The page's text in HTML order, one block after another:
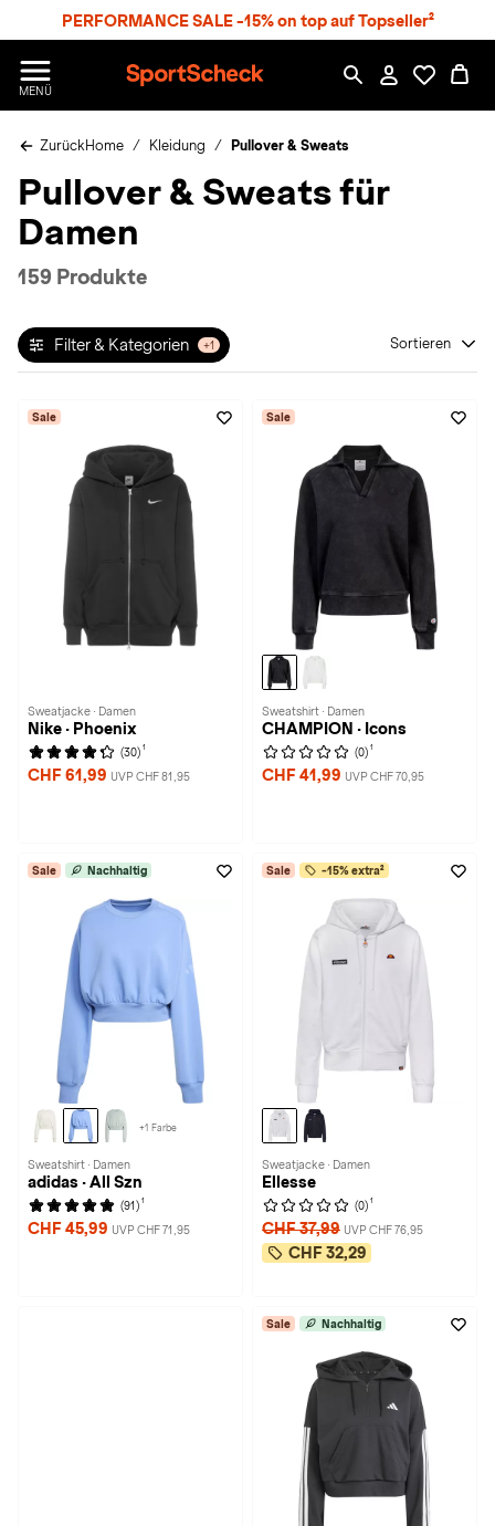
PERFORMANCE SALE -15% on top auf Topseller²
MENÜ
p
r
S
h
c
ZurückHome Kleidung Pullover & Sweats
Pullover & Sweats für
Damen
159 Produkte
Filter & Kategorien +1 Sortieren
Sale
Sweatjacke · Damen
Nike · Phoenix
(30) 1
CHF 61,99 UVP CHF 81,95
Sale
Sweatshirt · Damen
CHAMPION · Icons
(0) 1
CHF 41,99 UVP CHF 70,95
Sale Nachhaltig
+1 Farbe
Sweatshirt · Damen
adidas · All Szn
(91) 1
CHF 45,99 UVP CHF 71,95
Sale -15% extra²
Sweatjacke · Damen
Ellesse
(0) 1
CHF 37,99 UVP CHF 76,95
CHF 32,29
Sale Nachhaltig